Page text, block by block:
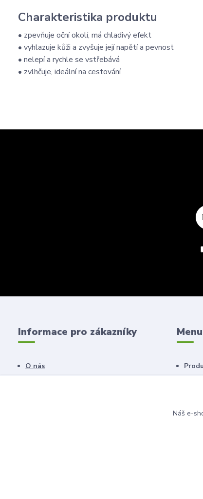
Charakteristika produktu
• zpevňuje oční okolí, má chladivý efekt
• vyhlazuje kůži a zvyšuje její napětí a pevnost
• nelepí a rychle se vstřebává
• zvlhčuje, ideální na cestování
Informace pro zákazníky
O nás
Menu
Náš e-